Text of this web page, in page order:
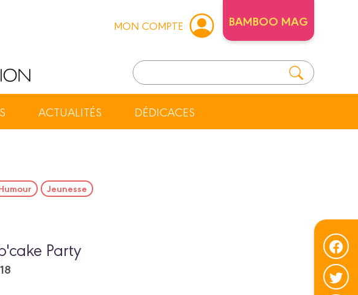
MON COMPTE BAMBOO MAG
ACTUALITÉS DÉDICACES
Jeunesse
Party